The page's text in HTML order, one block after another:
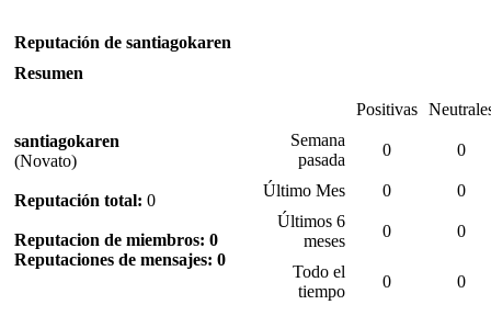
Reputación de santiagokaren
Resumen
santiagokaren
(Novato)
Reputación total: 0
Reputacion de miembros: 0
Reputaciones de mensajes: 0
Positivas
Semana
pasada
0 0
Último Mes 0
0
Últimos 6
meses
0 0
Todo el
tiempo
0 0